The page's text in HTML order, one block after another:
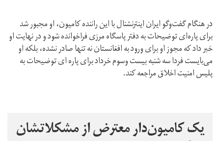
در هنگام گفت‌‌وگو ایران اینترنشنال با این راننده کامیون، او مجبور شد
برای پاره‌ای توضیحات به دفتر پاسگاه مرزی فراخوانده شود و در نهایت او
خبر داد که مجوز او برای ورود به افغانستان نه تنها صادر نشده، بلکه او
می‌بایست فردا سه شنبه بیست‌ وسوم خرداد برای پاره ای توضیحات به
پلیس امنیت اخلاق مراجعه کند.
یک کامیون‌دار معترض از مشکلاتشان